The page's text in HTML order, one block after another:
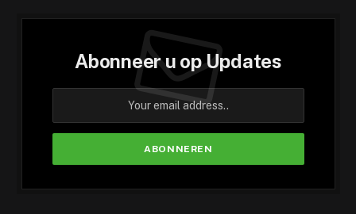
Abonneer u op Updates